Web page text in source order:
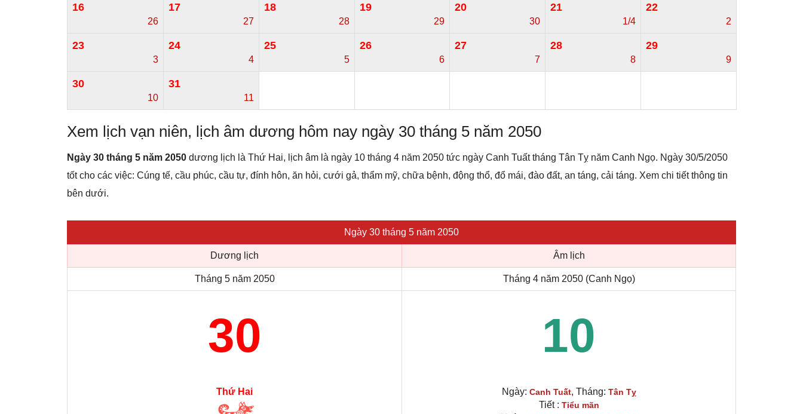
16
26
17
27
18
28
19
29
20
30
21
1/4
22
2
23
3
24
4
25
5
26
6
27
7
28
8
29
9
30
10
31
11
Xem lịch vạn niên, lịch âm dương hôm nay ngày 30 tháng 5 năm 2050
Ngày 30 tháng 5 năm 2050 dương lịch là Thứ Hai, lịch âm là ngày 10 tháng 4 năm 2050 tức ngày Canh Tuất tháng Tân Tỵ năm Canh Ngọ. Ngày 30/5/2050
tốt cho các việc: Cúng tế, cầu phúc, cầu tự, đính hôn, ăn hỏi, cưới gả, thẩm mỹ, chữa bệnh, động thổ, đổ mái, đào đất, an táng, cải táng. Xem chi tiết thông tin
bên dưới.
Ngày 30 tháng 5 năm 2050
Dương lịch Âm lịch
Tháng 5 năm 2050 Tháng 4 năm 2050 (Canh Ngọ)
30 10
Thứ Hai Ngày: Canh Tuất, Tháng: Tân Tỵ
Tiết : Tiểu mãn